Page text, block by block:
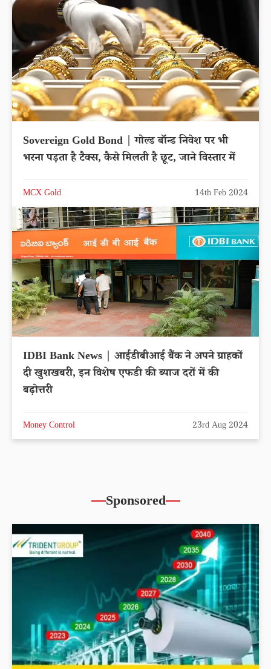
Sovereign Gold Bond | गोल्ड बॉन्ड निवेश पर भी
भरना पड़ता है टैक्स, कैसे मिलती है छूट, जाने विस्तार में
MCX Gold 14th Feb 2024
IDBI Bank News | आईडीबीआई बैंक ने अपने ग्राहकों
दी खुशखबरी, इन विशेष एफडी की ब्याज दरों में की
बढ़ोत्तरी
Money Control 23rd Aug 2024
Sponsored